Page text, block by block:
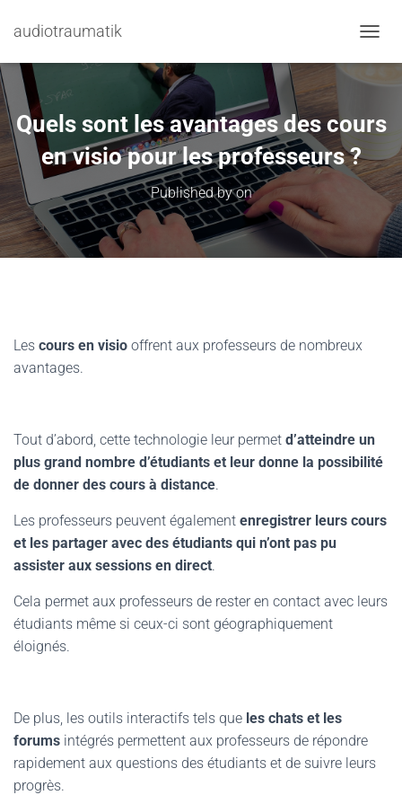
audiotraumatik
Quels sont les avantages des cours
en visio pour les professeurs ?
Published byon
Les cours en visio offrent aux professeurs de nombreux
avantages.
Tout d’abord, cette technologie leur permet d’atteindre un
plus grand nombre d’étudiants et leur donne la possibilité
de donner des cours à distance.
Les professeurs peuvent également enregistrer leurs cours
et les partager avec des étudiants qui n’ont pas pu
assister aux sessions en direct.
Cela permet aux professeurs de rester en contact avec leurs
étudiants même si ceux-ci sont géographiquement
éloignés.
De plus, les outils interactifs tels que les chats et les
forums intégrés permettent aux professeurs de répondre
rapidement aux questions des étudiants et de suivre leurs
progrès.